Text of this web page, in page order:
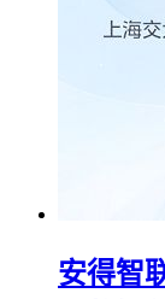
安得智